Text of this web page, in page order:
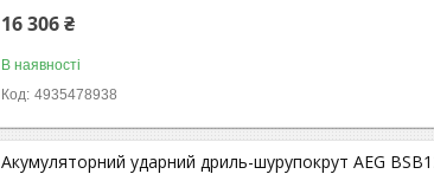
16 306 ₴
В наявності
4935478938
Акумуляторний ударний дриль-шурупокрут AEG